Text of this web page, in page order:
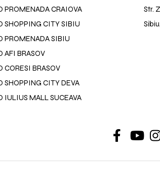
PROMENADA CRAIOVA
SHOPPING CITY SIBIU
PROMENADA SIBIU
AFI BRASOV
CORESI BRASOV
SHOPPING CITY DEVA
IULIUS MALL SUCEAVA
Str.